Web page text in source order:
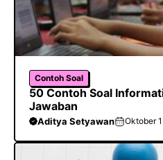
Contoh Soal
50 Contoh Soal
Jawaban
Aditya Setyawan Oktober